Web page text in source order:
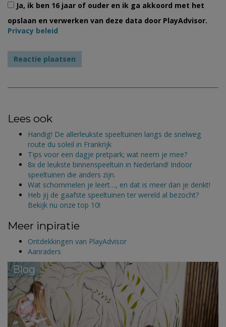
Ja, ik ben 16 jaar of ouder en ik ga akkoord met het
opslaan en verwerken van deze data door PlayAdvisor.
Privacy beleid
Lees ook
Handig! De allerleukste speeltuinen langs de snelweg
route du soleil in Frankrijk
Tips voor een dagje pretpark; wat neem je mee?
8x de leukste binnenspeeltuin in Nederland! Indoor
speeltuinen die anders zijn.
Wat schommelen je leert…, en dat is meer dan je denkt!
Heb jij de gaafste speeltuinen ter wereld al bezocht?
Bekijk nu onze top 10!
Meer inpiratie
Ontdekkingen van PlayAdvisor
Aanraders
Blog